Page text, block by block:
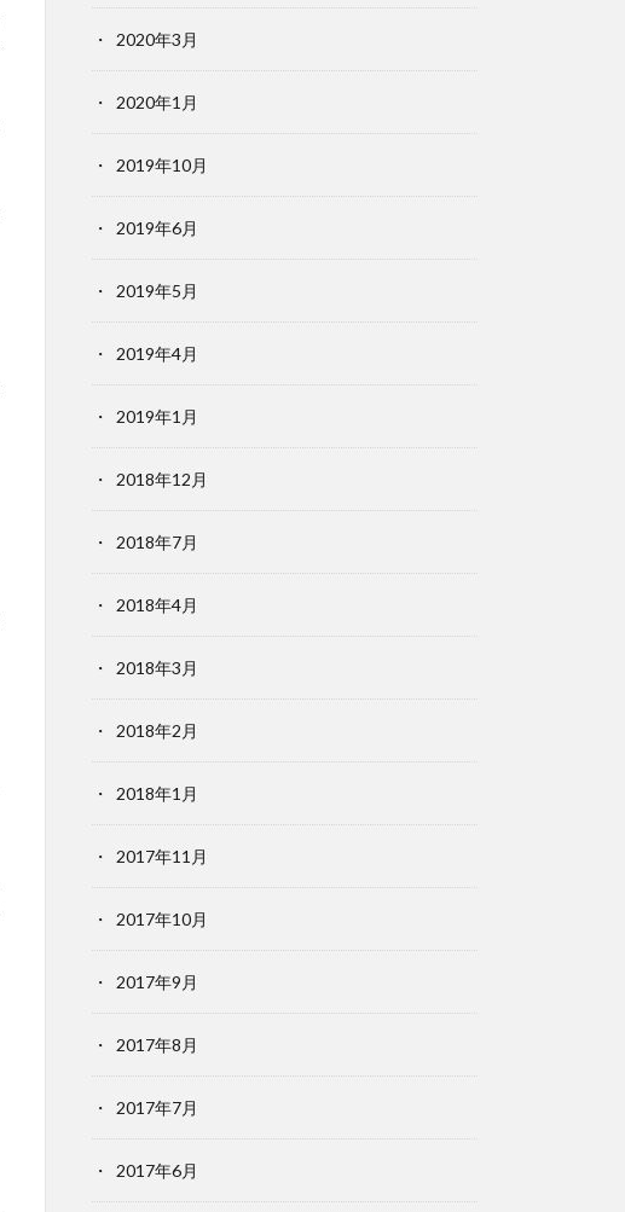
2020年3月
2020年1月
2019年10月
2019年6月
2019年5月
2019年4月
2019年1月
2018年12月
2018年7月
2018年4月
2018年3月
2018年2月
2018年1月
2017年11月
2017年10月
2017年9月
2017年8月
2017年7月
2017年6月